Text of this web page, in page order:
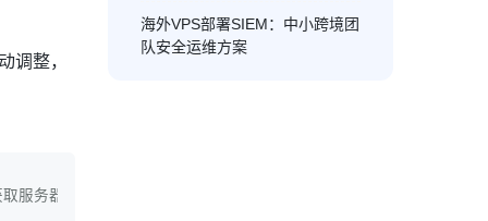
调整，
取服务器实时信息（CPU/内存/带宽）        stats =
海外VPS部署SIEM：中小跨境团
队安全运维方案